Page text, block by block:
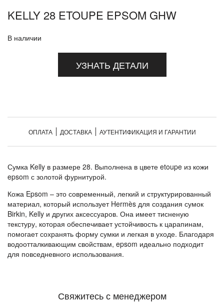
KELLY 28 ETOUPE EPSOM GHW
В наличии
УЗНАТЬ ДЕТАЛИ
ОПЛАТА ДОСТАВКА АУТЕНТИФИКАЦИЯ И ГАРАНТИИ
Сумка Kelly в размере 28. Выполнена в цвете etoupe из кожи
epsom с золотой фурнитурой.
Кожа Epsom – это современный, легкий и структурированный
материал, который использует Hermès для создания сумок
Birkin, Kelly и других аксессуаров. Она имеет тисненую
текстуру, которая обеспечивает устойчивость к царапинам,
помогает сохранять форму сумки и легкая в уходе. Благодаря
водоотталкивающим свойствам, epsom идеально подходит
для повседневного использования.
Свяжитесь с менеджером